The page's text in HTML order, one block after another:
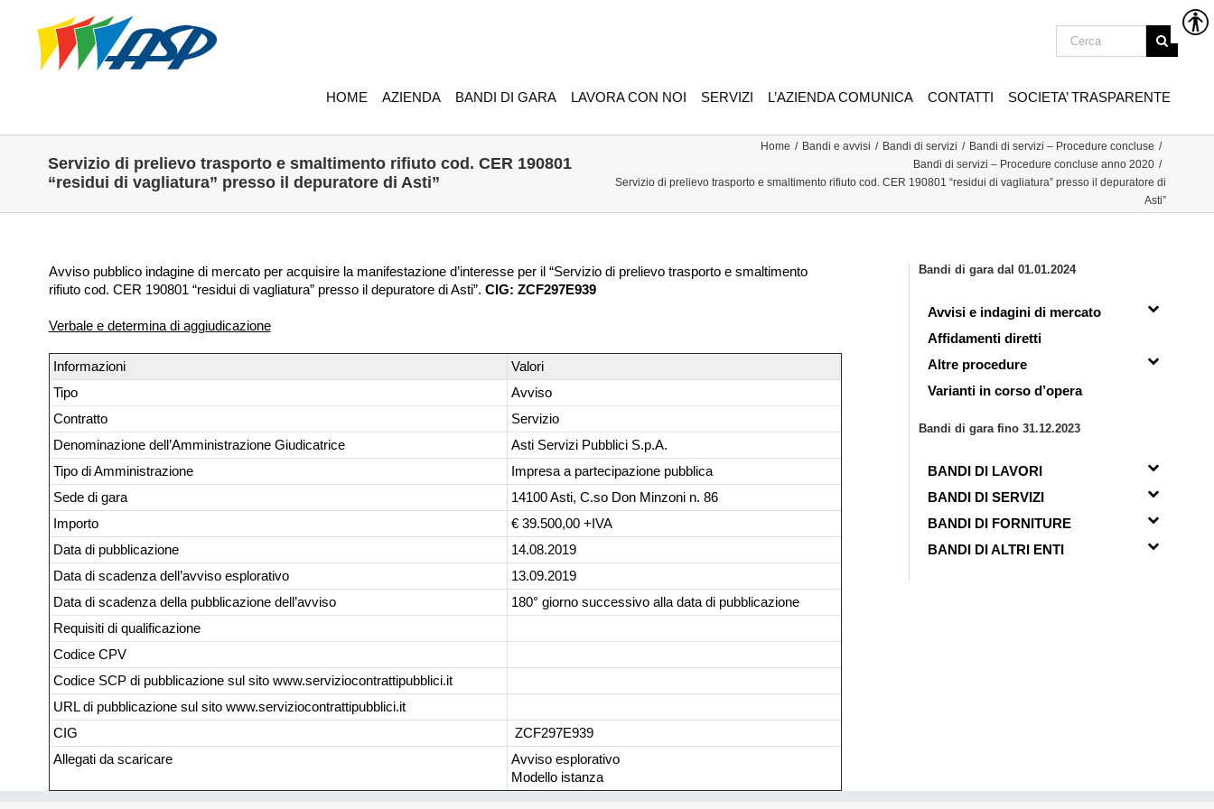
HOME AZIENDA BANDI DI GARA LAVORA CON NOI SERVIZI L’AZIENDA COMUNICA CONTATTI SOCIETA’ TRASPARENTE
Servizio di prelievo trasporto e smaltimento rifiuto cod. CER 190801
“residui di vagliatura” presso il depuratore di Asti”
Home / Bandi e avvisi / Bandi di servizi / Bandi di servizi – Procedure concluse /
Bandi di servizi – Procedure concluse anno 2020 /
Servizio di prelievo trasporto e smaltimento rifiuto cod. CER 190801 “residui di vagliatura” presso il depuratore di
Asti”
Avviso pubblico indagine di mercato per acquisire la manifestazione d’interesse per il “Servizio di prelievo trasporto e smaltimento
rifiuto cod. CER 190801 “residui di vagliatura” presso il depuratore di Asti”. CIG: ZCF297E939
Verbale e determina di aggiudicazione
Informazioni
Valori
Tipo
Avviso
Contratto
Servizio
Denominazione dell’Amministrazione Giudicatrice
Asti Servizi Pubblici S.p.A.
Tipo di Amministrazione
Impresa a partecipazione pubblica
Sede di gara
14100 Asti, C.so Don Minzoni n. 86
Importo
€ 39.500,00 +IVA
Data di pubblicazione
14.08.2019
Data di scadenza dell’avviso esplorativo
13.09.2019
Data di scadenza della pubblicazione dell’avviso
180° giorno successivo alla data di pubblicazione
Requisiti di qualificazione
Codice CPV
Codice SCP di pubblicazione sul sito www.serviziocontrattipubblici.it
URL di pubblicazione sul sito www.serviziocontrattipubblici.it
CIG
ZCF297E939
Allegati da scaricare
Avviso esplorativo
Modello istanza
Bandi di gara dal 01.01.2024
Avvisi e indagini di mercato
Affidamenti diretti
Altre procedure
Varianti in corso d’opera
Bandi di gara fino 31.12.2023
BANDI DI LAVORI
BANDI DI SERVIZI
BANDI DI FORNITURE
BANDI DI ALTRI ENTI